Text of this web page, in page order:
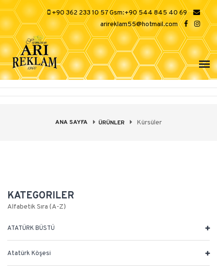
+90 362 233 10 57 Gsm:+90 544 845 40 69
arireklam55@hotmail.com
ANA SAYFA ÜRÜNLER Kürsüler
KATEGORILER
Alfabetik Sıra (A-Z)
ATATÜRK BÜSTÜ
Atatürk Köşesi